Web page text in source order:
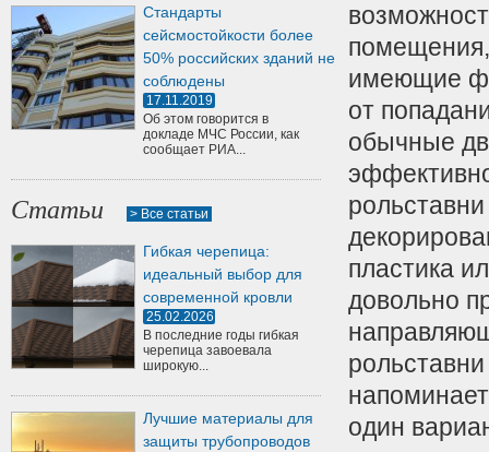
Стандарты
сейсмостойкости более
50% российских зданий не
соблюдены
17.11.2019
Об этом говорится в
докладе МЧС России, как
сообщает РИА...
Статьи > Все статьи
Гибкая черепица:
идеальный выбор для
современной кровли
25.02.2026
В последние годы гибкая
черепица завоевала
широкую...
Лучшие материалы для
защиты трубопроводов
имеющие
от
обычные
пластика
довольно
один